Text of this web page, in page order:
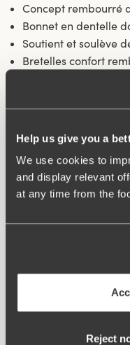
Help us give you a
We use cookies to
and display relevant
at any time from the
Reject
Concept rembourré
Bonnet en dentelle
Soutient et soulève
Bretelles confort
74%
Instructions de lavage:
Agrafes: B-D 90-125: 3
hauteur.